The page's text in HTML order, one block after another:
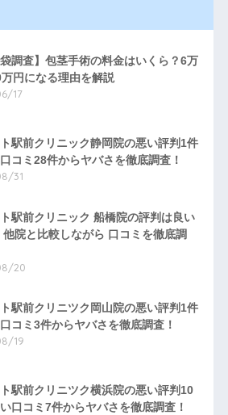
袋調査】包茎手術の料金はいくら？6万
万円になる理由を解説
17
駅前クリニック静岡院の悪い評判1件
コミ28件からヤバさを徹底調査！
31
駅前クリニック 船橋院の評判は良い
他院と比較しながら 口コミを徹底調
20
駅前クリニツク岡山院の悪い評判1件
コミ3件からヤバさを徹底調査！
19
駅前クリニツク横浜院の悪い評判10
口コミ7件からヤバさを徹底調査！